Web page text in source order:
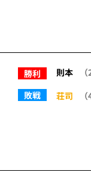
勝利 則本
敗戦
荘司